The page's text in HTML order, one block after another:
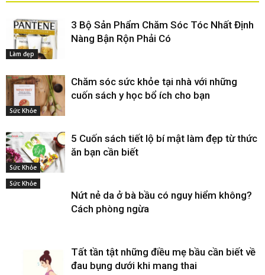
Làm đẹp
3 Bộ Sản Phẩm Chăm Sóc Tóc Nhất Định
Nàng Bận Rộn Phải Có
Sức Khỏe
Chăm sóc sức khỏe tại nhà với những
cuốn sách y học bổ ích cho bạn
Sức Khỏe
5 Cuốn sách tiết lộ bí mật làm đẹp từ thức
ăn bạn cần biết
Sức Khỏe
Nứt nẻ da ở bà bầu có nguy hiểm không?
Cách phòng ngừa
Tất tần tật những điều mẹ bầu cần biết về
đau bụng dưới khi mang thai